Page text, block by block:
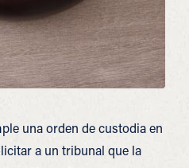
una orden de custodia en
a un tribunal que la